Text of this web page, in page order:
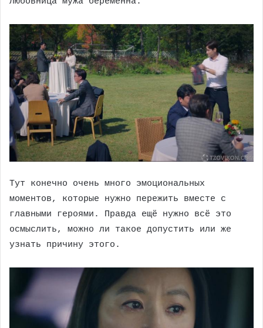
Тут конечно очень много эмоциональных
моментов, которые нужно пережить вместе с
главными героями. Правда ещё нужно всё это
осмыслить, можно ли такое допустить или же
узнать причину этого.